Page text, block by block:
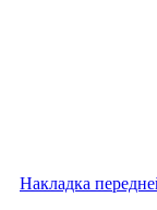
Накладка